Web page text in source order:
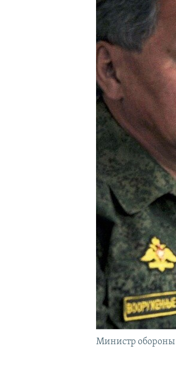
КРЫМ.НЕПОКОРЕННЫЙ
УКРАИНСКАЯ ПРОБЛЕМА КРЫМА
Министр обороны